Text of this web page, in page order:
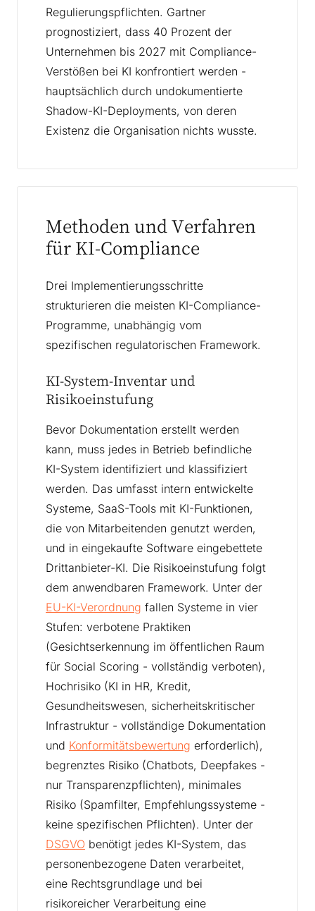
Regulierungspflichten. Gartner
prognostiziert, dass 40 Prozent der
Unternehmen bis 2027 mit Compliance-
Verstößen bei KI konfrontiert werden -
hauptsächlich durch undokumentierte
Shadow-KI-Deployments, von deren
Existenz die Organisation nichts wusste.
Methoden und Verfahren
für KI-Compliance
Drei Implementierungsschritte
strukturieren die meisten KI-Compliance-
Programme, unabhängig vom
spezifischen regulatorischen Framework.
KI-System-Inventar und
Risikoeinstufung
Bevor Dokumentation erstellt werden
kann, muss jedes in Betrieb befindliche
KI-System identifiziert und klassifiziert
werden. Das umfasst intern entwickelte
Systeme, SaaS-Tools mit KI-Funktionen,
die von Mitarbeitenden genutzt werden,
und in eingekaufte Software eingebettete
Drittanbieter-KI. Die Risikoeinstufung folgt
dem anwendbaren Framework. Unter der
EU-KI-Verordnung fallen Systeme in vier
Stufen: verbotene Praktiken
(Gesichtserkennung im öffentlichen Raum
für Social Scoring - vollständig verboten),
Hochrisiko (KI in HR, Kredit,
Gesundheitswesen, sicherheitskritischer
Infrastruktur - vollständige Dokumentation
und Konformitätsbewertung erforderlich),
begrenztes Risiko (Chatbots, Deepfakes -
nur Transparenzpflichten), minimales
Risiko (Spamfilter, Empfehlungssysteme -
keine spezifischen Pflichten). Unter der
DSGVO benötigt jedes KI-System, das
personenbezogene Daten verarbeitet,
eine Rechtsgrundlage und bei
risikoreicher Verarbeitung eine